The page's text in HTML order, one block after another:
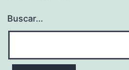
Buscar...